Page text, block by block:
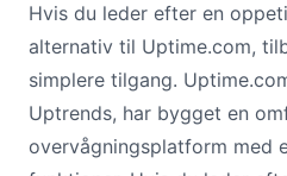
Hvis du leder efter en
alternativ til Uptime.com,
simplere tilgang.
Uptrends, har bygget en
overvågningsplatform med